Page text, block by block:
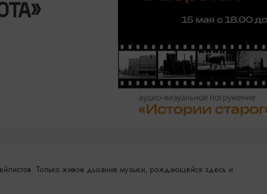
Только живое дыхание музыки, рождающейся здесь и